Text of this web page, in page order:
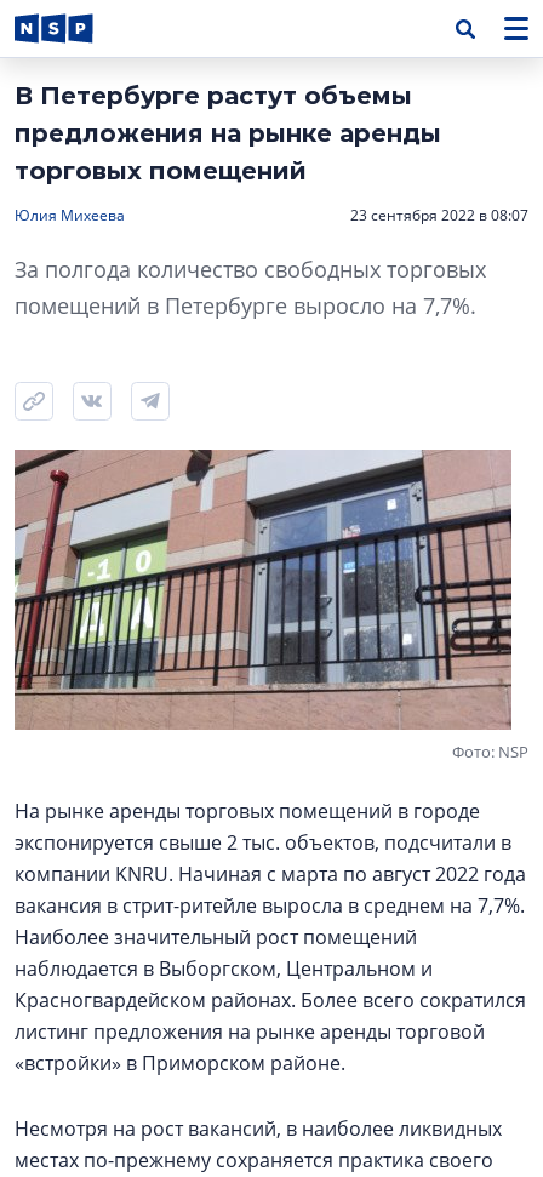
В Петербурге растут объемы
предложения на рынке аренды
торговых помещений
Юлия Михеева 23 сентября 2022 в 08:07
За полгода количество свободных торговых
помещений в Петербурге выросло на 7,7%.
Фото: NSP
На рынке аренды торговых помещений в городе
экспонируется свыше 2 тыс. объектов, подсчитали в
компании KNRU. Начиная с марта по август 2022 года
вакансия в стрит-ритейле выросла в среднем на 7,7%.
Наиболее значительный рост помещений
наблюдается в Выборгском, Центральном и
Красногвардейском районах. Более всего сократился
листинг предложения на рынке аренды торговой
«встройки» в Приморском районе.
Несмотря на рост вакансий, в наиболее ликвидных
местах по-прежнему сохраняется практика своего